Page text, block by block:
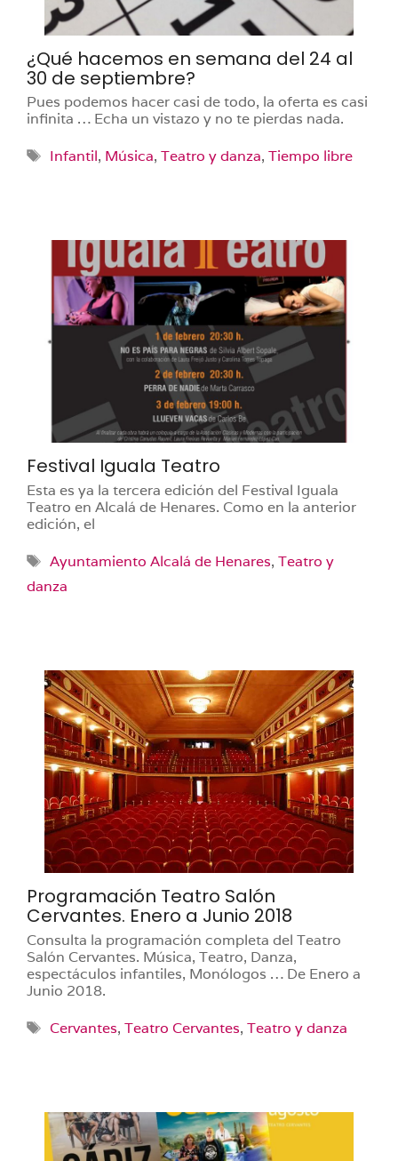
¿Qué hacemos en semana del 24 al
30 de septiembre?
Pues podemos hacer casi de todo, la oferta es casi
infinita … Echa un vistazo y no te pierdas nada.
Etiquetas
Infantil, Música, Teatro y danza, Tiempo libre
Festival Iguala Teatro
Esta es ya la tercera edición del Festival Iguala
Teatro en Alcalá de Henares. Como en la anterior
edición, el
Etiquetas
Ayuntamiento Alcalá de Henares, Teatro y
danza
Programación Teatro Salón
Cervantes. Enero a Junio 2018
Consulta la programación completa del Teatro
Salón Cervantes. Música, Teatro, Danza,
espectáculos infantiles, Monólogos … De Enero a
Junio 2018.
Etiquetas
Cervantes, Teatro Cervantes, Teatro y danza